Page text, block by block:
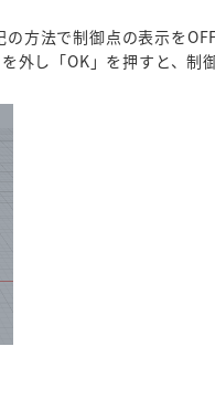
方法で制御点の表示を
し「OK」を押すと、制